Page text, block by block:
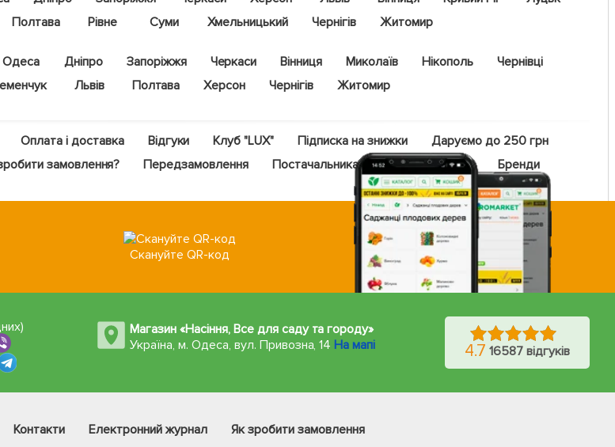
Полтава Рівне Суми Хмельницький Чернігів Житомир
Одеса Дніпро Запоріжжя Черкаси Вінниця Миколаїв Нікополь
Чернівці
Львів Полтава Херсон Чернігів Житомир
Оплата і доставка Відгуки Клуб "LUX" Підписка на знижки
Даруємо до 250 грн
замовлення? Передзамовлення Постачальникам Оптовий прайс Бренди
Скануйте QR-код
Магазин «Насіння, Все для саду та городу»
Україна, м. Одеса, вул. Привозна, 14 На мапі 4.7 16587 відгуків
Контакти Електронний журнал Як зробити замовлення
Фейсбук